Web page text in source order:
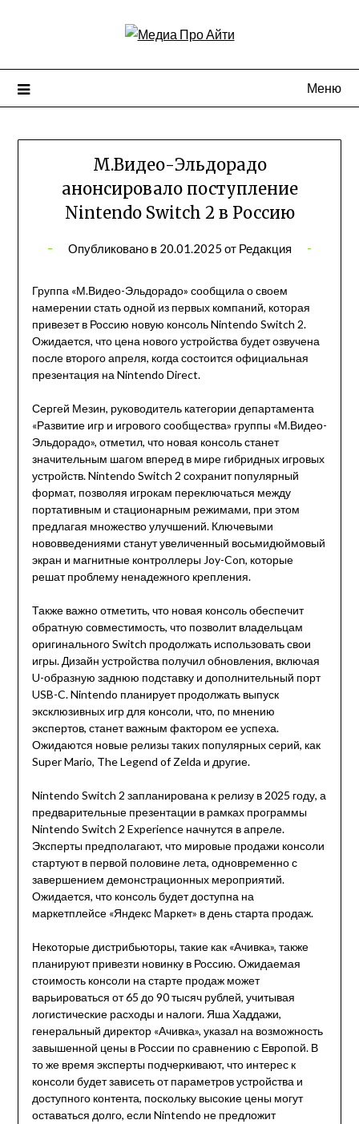
Меню
М.Видео-Эльдорадо
анонсировало поступление
Nintendo Switch 2 в Россию
Опубликовано в 20.01.2025 от Редакция
Группа «М.Видео-Эльдорадо» сообщила о своем
намерении стать одной из первых компаний, которая
привезет в Россию новую консоль Nintendo Switch 2.
Ожидается, что цена нового устройства будет озвучена
после второго апреля, когда состоится официальная
презентация на Nintendo Direct.
Сергей Мезин, руководитель категории департамента
«Развитие игр и игрового сообщества» группы «М.Видео-
Эльдорадо», отметил, что новая консоль станет
значительным шагом вперед в мире гибридных игровых
устройств. Nintendo Switch 2 сохранит популярный
формат, позволяя игрокам переключаться между
портативным и стационарным режимами, при этом
предлагая множество улучшений. Ключевыми
нововведениями станут увеличенный восьмидюймовый
экран и магнитные контроллеры Joy-Con, которые
решат проблему ненадежного крепления.
Также важно отметить, что новая консоль обеспечит
обратную совместимость, что позволит владельцам
оригинального Switch продолжать использовать свои
игры. Дизайн устройства получил обновления, включая
U-образную заднюю подставку и дополнительный порт
USB-C. Nintendo планирует продолжать выпуск
эксклюзивных игр для консоли, что, по мнению
экспертов, станет важным фактором ее успеха.
Ожидаются новые релизы таких популярных серий, как
Super Mario, The Legend of Zelda и другие.
Nintendo Switch 2 запланирована к релизу в 2025 году, а
предварительные презентации в рамках программы
Nintendo Switch 2 Experience начнутся в апреле.
Эксперты предполагают, что мировые продажи консоли
стартуют в первой половине лета, одновременно с
завершением демонстрационных мероприятий.
Ожидается, что консоль будет доступна на
маркетплейсе «Яндекс Маркет» в день старта продаж.
Некоторые дистрибьюторы, такие как «Ачивка», также
планируют привезти новинку в Россию. Ожидаемая
стоимость консоли на старте продаж может
варьироваться от 65 до 90 тысяч рублей, учитывая
логистические расходы и налоги. Яша Хаддажи,
генеральный директор «Ачивка», указал на возможность
завышенной цены в России по сравнению с Европой. В
то же время эксперты подчеркивают, что интерес к
консоли будет зависеть от параметров устройства и
доступного контента, поскольку высокие цены могут
оставаться долго, если Nintendo не предложит